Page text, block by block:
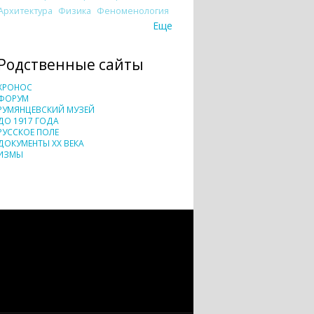
Физика Феноменология
Еще
сайты
МУЗЕЙ
1917 ГОДА
ПОЛЕ
XX ВЕКА